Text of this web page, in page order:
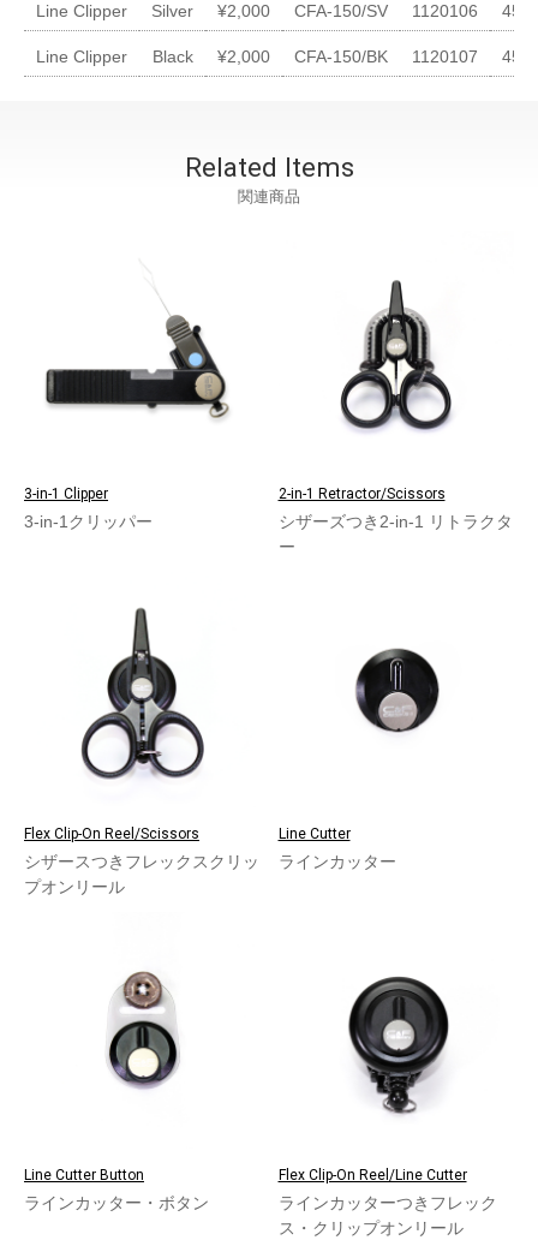
Line Clipper Silver ¥2,000 CFA-150/SV 1120106
Line Clipper Black ¥2,000 CFA-150/BK 1120107
Related Items
関連商品
3-in-1 Clipper
3-in-1クリッパー
2-in-1 Retractor/Scissors
シザーズつき2-in-1 リトラクタ
ー
Flex Clip-On Reel/Scissors
シザースつきフレックスクリッ
プオンリール
Line Cutter
ラインカッター
Line Cutter Button
ラインカッター・ボタン
Flex Clip-On Reel/Line Cutter
ラインカッターつきフレック
ス・クリップオンリール